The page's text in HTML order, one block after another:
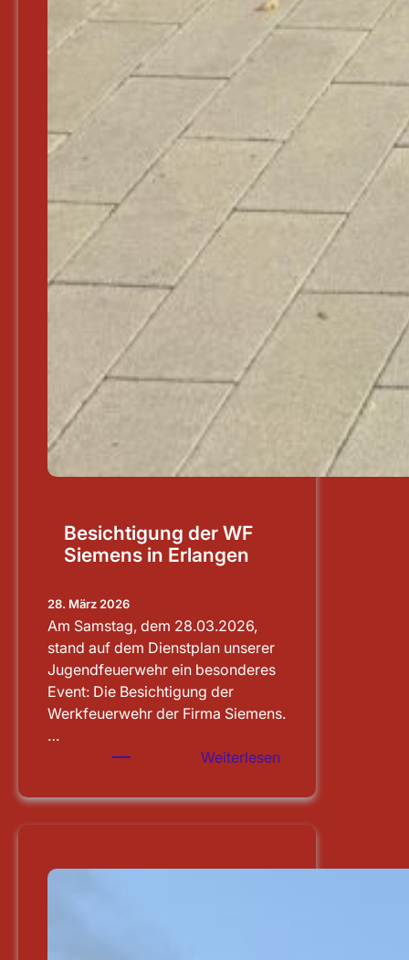
Besichtigung der WF
Siemens in Erlangen
28. März 2026
Am Samstag, dem 28.03.2026,
stand auf dem Dienstplan unserer
Jugendfeuerwehr ein besonderes
Event: Die Besichtigung der
Werkfeuerwehr der Firma Siemens.
…
Weiterlesen
der
in